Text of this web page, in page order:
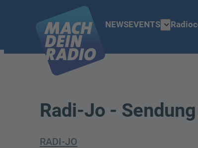
NEWSEVENTS expand_more
Radi-Jo -
RADI-JO